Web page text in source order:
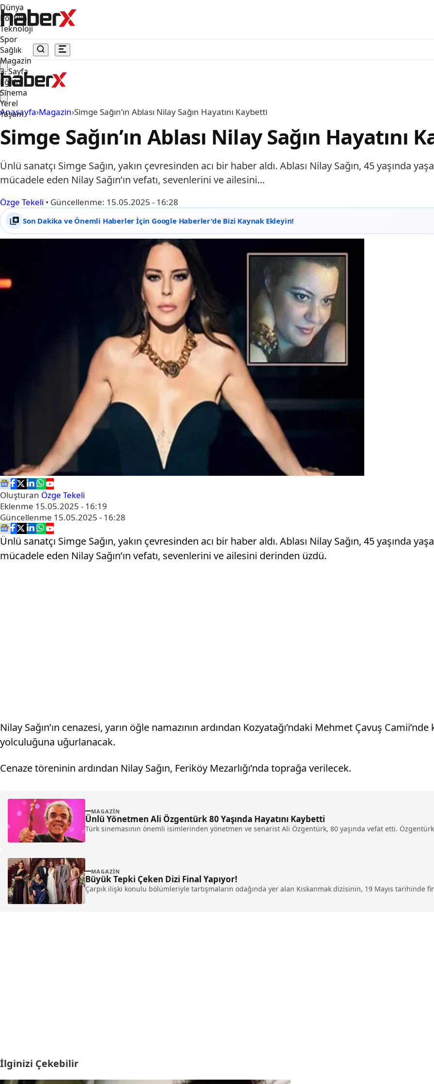
Dünya
Politika
Teknoloji
Spor
Sağlık
Magazin
3. Sayfa
Eğitim
Sinema
Yerel
Yaşam
Anasayfa›Magazin›Simge Sağın’ın Ablası Nilay Sağın Hayatını Kaybetti
Simge Sağın’ın Ablası Nilay Sağın Hayatını
Ünlü sanatçı Simge Sağın, yakın çevresinden acı bir haber aldı. Ablası Nilay Sağın, 45 yaşında
mücadele eden Nilay Sağın’ın vefatı, sevenlerini ve ailesini…
Özge Tekeli • Güncellenme: 15.05.2025 - 16:28
Son Dakika ve Önemli Haberler İçin Google Haberler'de Bizi Kaynak Ekleyin!
Oluşturan Özge Tekeli
Eklenme 15.05.2025 - 16:19
Güncellenme 15.05.2025 - 16:28
Ünlü sanatçı Simge Sağın, yakın çevresinden acı bir haber aldı. Ablası Nilay Sağın, 45 yaşında
mücadele eden Nilay Sağın’ın vefatı, sevenlerini ve ailesini derinden üzdü.
Nilay Sağın’ın cenazesi, yarın öğle namazının ardından Kozyatağı’ndaki Mehmet Çavuş
yolculuğuna uğurlanacak.
Cenaze töreninin ardından Nilay Sağın, Feriköy Mezarlığı’nda toprağa verilecek.
MAGAZIN
Ünlü Yönetmen Ali Özgentürk 80 Yaşında Hayatını Kaybetti
Türk sinemasının önemli isimlerinden yönetmen ve senarist Ali Özgentürk, 80 yaşında vefat etti.
MAGAZIN
Büyük Tepki Çeken Dizi Final Yapıyor!
Çarpık ilişki konulu bölümleriyle tartışmaların odağında yer alan Kıskanmak dizisinin, 19 Mayıs tarihinde
İlginizi Çekebilir